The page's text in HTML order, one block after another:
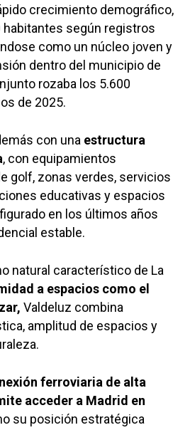
crecimiento demográfico,
habitantes según registros
como un núcleo joven y
dentro del municipio de
rozaba los 5.600
de 2025.
con una estructura
, con equipamientos
golf, zonas verdes, servicios
educativas y espacios
en los últimos años
estable.
natural característico de La
a espacios como el
Valdeluz combina
amplitud de espacios y
ferroviaria de alta
acceder a Madrid en
su posición estratégica